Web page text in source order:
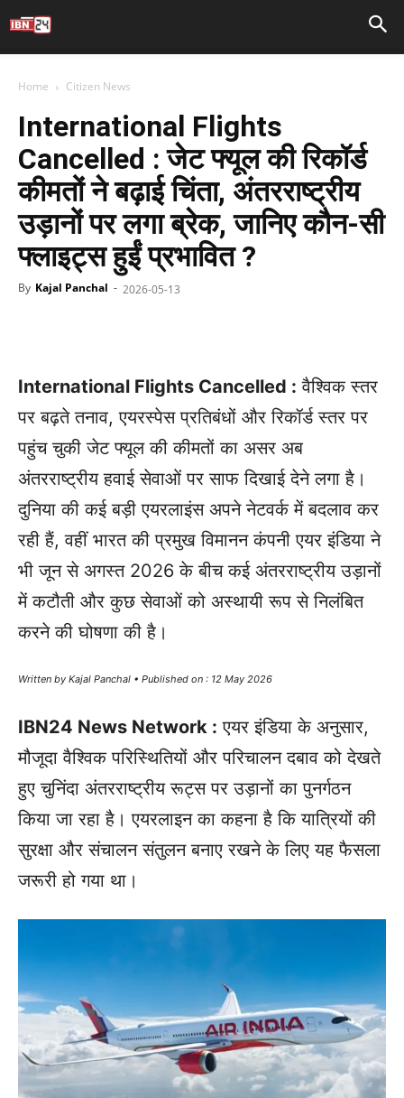
Home Citizen News
International Flights
Cancelled : जेट फ्यूल की रिकॉर्ड
कीमतों ने बढ़ाई चिंता, अंतरराष्ट्रीय
उड़ानों पर लगा ब्रेक, जानिए कौन-सी
फ्लाइट्स हुईं प्रभावित ?
By Kajal Panchal - 2026-05-13
International Flights Cancelled : वैश्विक स्तर
पर बढ़ते तनाव, एयरस्पेस प्रतिबंधों और रिकॉर्ड स्तर पर
पहुंच चुकी जेट फ्यूल की कीमतों का असर अब
अंतरराष्ट्रीय हवाई सेवाओं पर साफ दिखाई देने लगा है।
दुनिया की कई बड़ी एयरलाइंस अपने नेटवर्क में बदलाव कर
रही हैं, वहीं भारत की प्रमुख विमानन कंपनी एयर इंडिया ने
भी जून से अगस्त 2026 के बीच कई अंतरराष्ट्रीय उड़ानों
में कटौती और कुछ सेवाओं को अस्थायी रूप से निलंबित
करने की घोषणा की है।
Written by Kajal Panchal • Published on : 12 May 2026
IBN24 News Network : एयर इंडिया के अनुसार,
मौजूदा वैश्विक परिस्थितियों और परिचालन दबाव को देखते
हुए चुनिंदा अंतरराष्ट्रीय रूट्स पर उड़ानों का पुनर्गठन
किया जा रहा है। एयरलाइन का कहना है कि यात्रियों की
सुरक्षा और संचालन संतुलन बनाए रखने के लिए यह फैसला
जरूरी हो गया था।